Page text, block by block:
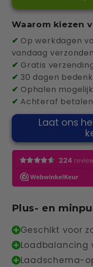
Peblar
Business
22kW
MID
câble
5m
MID
5m
Waarom kiezen
✔ Op werkdagen
vandaag
✔ Gratis
✔ 30 dagen
✔ Ophalen mogelijk
✔ Achteraf
Laat ons
Plus- en
Geschikt voor
Loadbalancing
Laadschema-